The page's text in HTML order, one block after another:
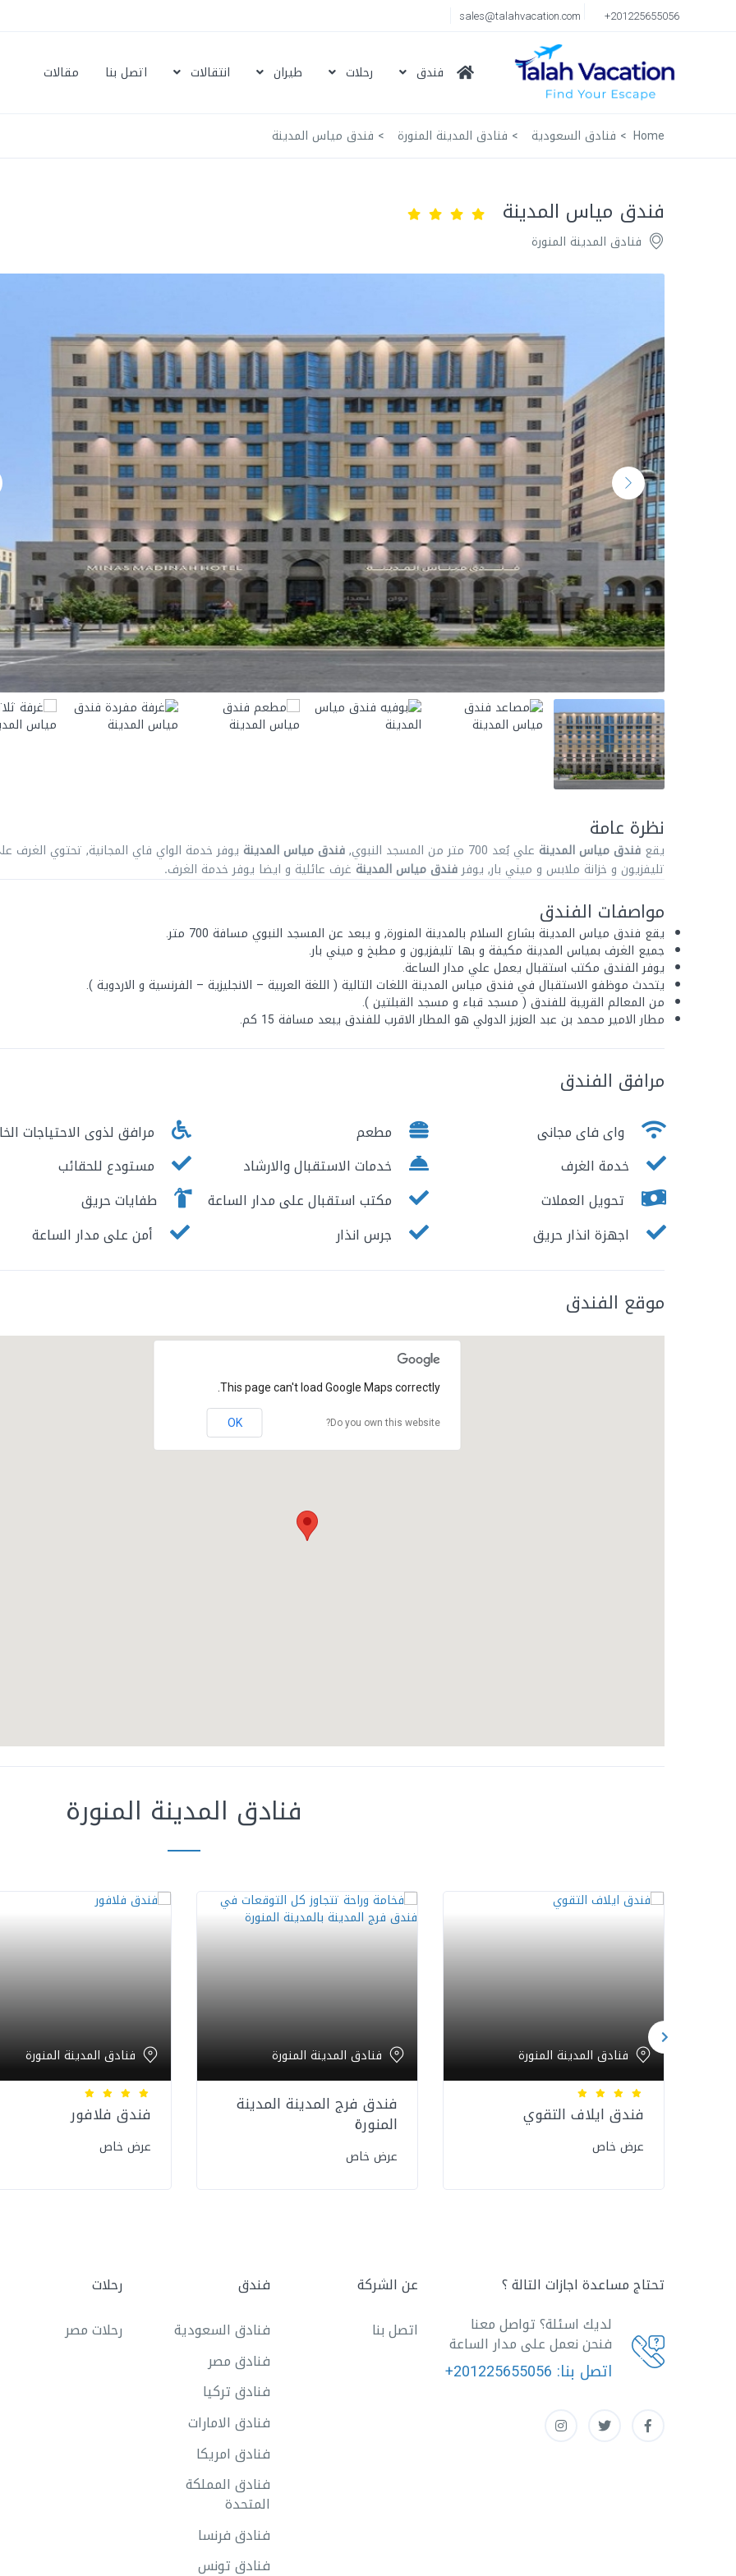
+201225655056
sales@talahvacation.com
فندق رحلات طيران انتقالات اتصل بنا مقالات
Home فنادق السعودية فنادق المدينة المنورة فندق مياس المدينة
فندق مياس المدينة
فنادق المدينة المنورة
نظرة عامة
يقع فندق مياس المدينة علي بُعد 700 متر من المسجد النبوي, فندق مياس المدينة يوفر خدمة الواي فاي المجانية, تحتوي الغرف
تليفزيون و خزانة ملابس و ميني بار, يوفرفندق مياس المدينة غرف عائلية و ايضا يوفر خدمة الغرف.
مواصفات الفندق
يقع فندق مياس المدينة بشارع السلام بالمدينة المنورة, و يبعد عن المسجد النبوي مسافة 700 متر.
جميع الغرف بمياس المدينة مكيفة و بها تليفزيون و مطبخ و ميني بار.
يوفر الفندق مكتب استقبال يعمل علي مدار الساعة.
يتحدث موظفو الاستقبال في فندق مياس المدينة اللغات التالية ( اللغة العربية – الانجليزية – الفرنسية و الاردوية ).
من المعالم القريبة للفندق ( مسجد قباء و مسجد القبلتين ).
مطار الامير محمد بن عبد العزيز الدولي هو المطار الاقرب للفندق يبعد مسافة 15 كم.
مرافق الفندق
واى فاى مجانى مطعم
مرافق لذوى الاحتياجات
خدمة الغرف
خدمات الاستقبال والارشاد
مستودع للحقائب
تحويل العملات
مكتب استقبال على مدار الساعة
طفايات حريق
اجهزة انذار حريق
جرس انذار أمن على مدار الساعة
موقع الفندق
This page can't load Google Maps correctly.
Do you own this website?
OK
فنادق المدينة المنورة
فنادق المدينة المنورة
فندق ايلاف التقوي
عرض خاص
فنادق المدينة المنورة
فندق فرج المدينة المدينة
المنورة
عرض خاص
فنادق المدينة المنورة
فندق فلافور
عرض خاص
تحتاج مساعدة اجازات التالة ؟
لديك اسئلة؟ تواصل معنا
فنحن نعمل على مدار الساعة
اتصل بنا: +201225655056
عن الشركة
اتصل بنا
فندق
فنادق السعودية
فنادق مصر
فنادق تركيا
فنادق الامارات
فنادق امريكا
فنادق المملكة
المتحدة
فنادق فرنسا
فنادق تونس
رحلات
رحلات مصر